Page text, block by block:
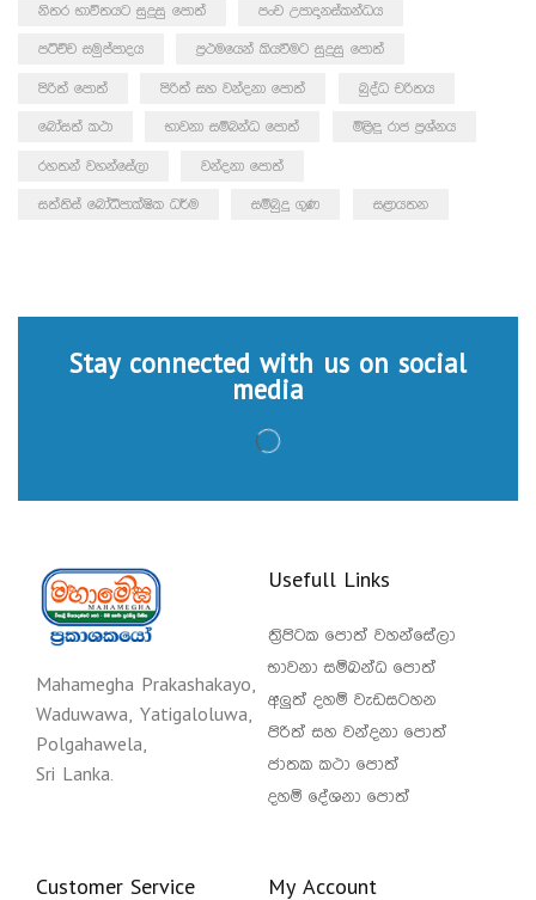
නිතර භාවිතයට සුදුසු පොත් පංච උපාදානස්කන්ධය
පටිච්ච සමුප්පාදය ප්‍රථමයෙන් කියවීමට සුදුසු පොත්
පිරිත් පොත් පිරිත් සහ වන්දනා පොත් බුද්ධ චරිතය
බෝසත් කථා භාවනා සම්බන්ධ පොත් මිළිඳු රාජ ප්‍රශ්නය
රහතන් වහන්සේලා වන්දනා පොත්
සත්තිස් බෝධිපාක්ෂික ධර්ම සම්බුදු ගුණ සළායතන
Stay connected with us on social
media
Mahamegha Prakashakayo,
Waduwawa, Yatigaloluwa,
Polgahawela,
Sri Lanka.
Usefull Links
ත්‍රිපිටක පොත් වහන්සේලා
භාවනා සම්බන්ධ පොත්
අලුත් දහම් වැඩසටහන
පිරිත් සහ වන්දනා පොත්
ජාතක කථා පොත්
දහම් දේශනා පොත්
Customer Service My Account